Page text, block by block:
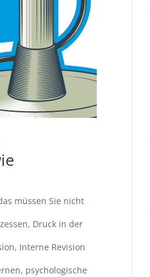
müssen Sie nicht
, Druck in der
, Interne Revision
, psychologische